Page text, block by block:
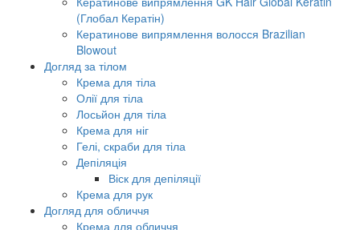
(Глобал Кератін)
Кератинове випрямлення волосся Brazilian
Blowout
Догляд за тілом
Крема для тіла
Олії для тіла
Лосьйон для тіла
Крема для ніг
Гелі, скраби для тіла
Депіляція
Віск для депіляції
Крема для рук
Догляд для обличчя
Крема для обличчя